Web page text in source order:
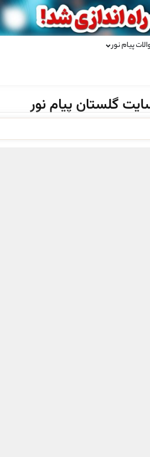
پیام نور
گلستان پیام نور